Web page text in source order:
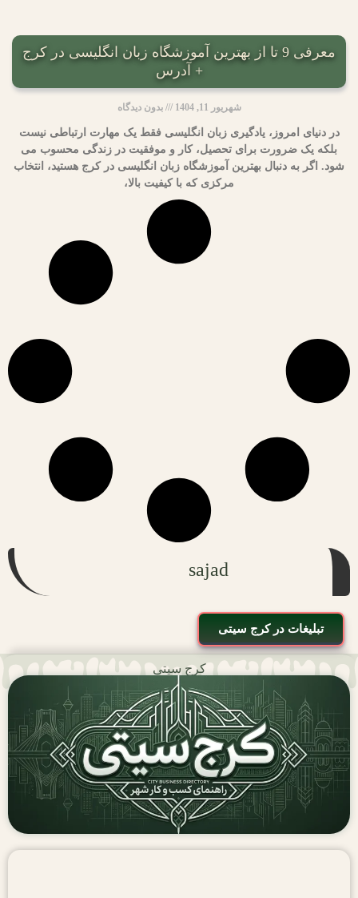
معرفی 9 تا از بهترین آموزشگاه زبان انگلیسی در کرج
+ آدرس
شهریور 11, 1404 بدون دیدگاه
در دنیای امروز، یادگیری زبان انگلیسی فقط یک مهارت ارتباطی نیست
بلکه یک ضرورت برای تحصیل، کار و موفقیت در زندگی محسوب می
‌شود. اگر به دنبال بهترین آموزشگاه زبان انگلیسی در کرج هستید، انتخاب
مرکزی که با کیفیت بالا،
sajad
تبلیغات در کرج سیتی
کرج سیتی